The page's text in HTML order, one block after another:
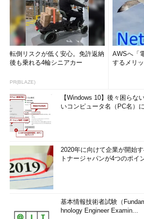
転倒リスクが低く安心。免許返納
後も乗れる4輪シニアカー
PR(BLAZE)
AWSへ「
するメリ
【Windows 10】後々困らな
いコンピュータ名（PC名）
2020年に向けて企業が開始
トナージャパンが4つのポイ
基本情報技術者試験（
hnology Engineer Examin...